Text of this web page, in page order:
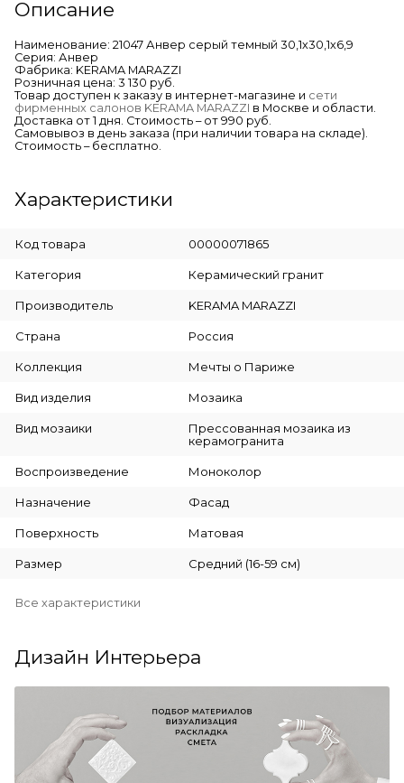
Описание
Наименование: 21047 Анвер серый темный 30,1х30,1х6,9
Серия: Анвер
Фабрика: KERAMA MARAZZI
Розничная цена: 3 130 руб.
Товар доступен к заказу в интернет-магазине и сети
фирменных салонов KERAMA MARAZZI в Москве и области.
Доставка от 1 дня. Стоимость – от 990 руб.
Самовывоз в день заказа (при наличии товара на складе).
Стоимость – бесплатно.
Характеристики
Код товара 00000071865
Категория Керамический гранит
Производитель KERAMA MARAZZI
Страна Россия
Коллекция Мечты о Париже
Вид изделия Мозаика
Вид мозаики
Прессованная мозаика из
керамогранита
Воспроизведение Моноколор
Назначение Фасад
Поверхность Матовая
Размер Средний (16-59 см)
Все характеристики
Дизайн Интерьера